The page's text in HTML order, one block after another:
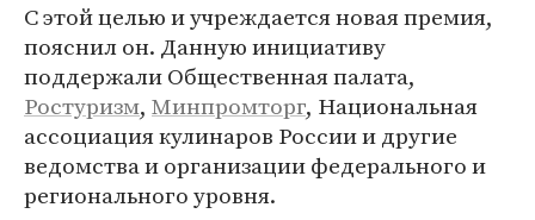
С этой целью и учреждается новая премия,
пояснил он. Данную инициативу
поддержали Общественная палата,
Ростуризм, Минпромторг, Национальная
ассоциация кулинаров России и другие
ведомства и организации федерального и
регионального уровня.